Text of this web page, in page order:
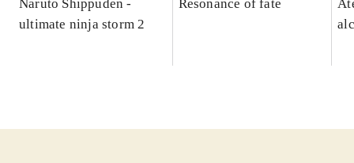
Naruto Shippuden -
ultimate ninja storm 2
Resonance of fate